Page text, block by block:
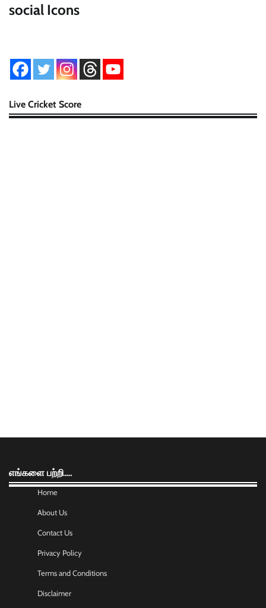
social Icons
Live Cricket Score
எங்களை பற்றி….
Home
About Us
Contact Us
Privacy Policy
Terms and Conditions
Disclaimer